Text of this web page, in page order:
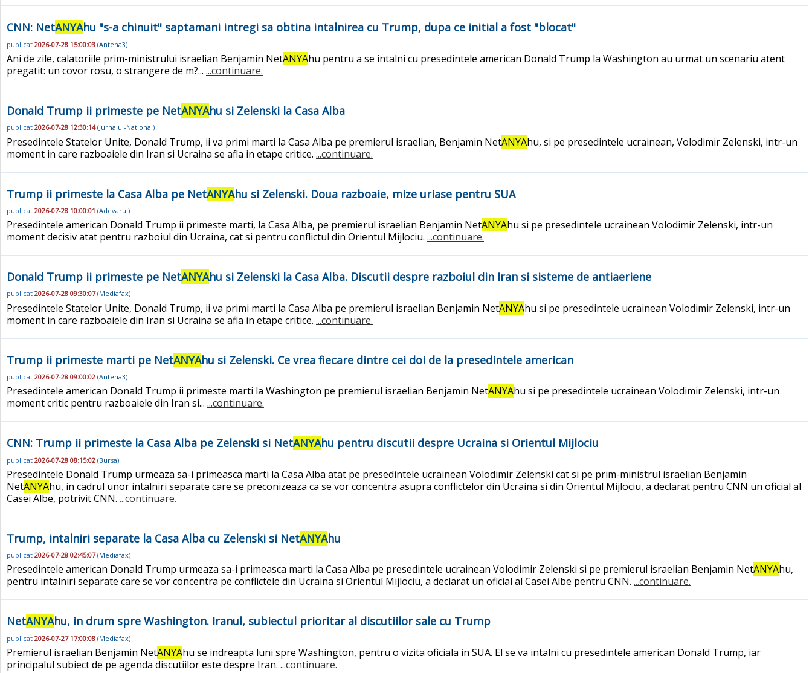
CNN: NetANYAhu "s-a chinuit" saptamani intregi sa obtina intalnirea cu Trump, dupa ce initial a fost "blocat"
publicat 2026-07-28 15:00:03 (Antena3)
Ani de zile, calatoriile prim-ministrului israelian Benjamin NetANYAhu pentru a se intalni cu presedintele american Donald Trump la Washington au urmat un scenariu atent
pregatit: un covor rosu, o strangere de m?... ...continuare.
Donald Trump ii primeste pe NetANYAhu si Zelenski la Casa Alba
publicat 2026-07-28 12:30:14(Jurnalul-National)
Presedintele Statelor Unite, Donald Trump, ii va primi marti la Casa Alba pe premierul israelian, Benjamin NetANYAhu, si pe presedintele ucrainean, Volodimir Zelenski, intr-un
moment in care razboaiele din Iran si Ucraina se afla in etape critice. ...continuare.
Trump ii primeste la Casa Alba pe NetANYAhu si Zelenski. Doua razboaie, mize uriase pentru SUA
publicat 2026-07-28 10:00:01 (Adevarul)
Presedintele american Donald Trump ii primeste marti, la Casa Alba, pe premierul israelian Benjamin NetANYAhu si pe presedintele ucrainean Volodimir Zelenski, intr-un
moment decisiv atat pentru razboiul din Ucraina, cat si pentru conflictul din Orientul Mijlociu. ...continuare.
Donald Trump ii primeste pe NetANYAhu si Zelenski la Casa Alba. Discutii despre razboiul din Iran si sisteme de antiaeriene
publicat 2026-07-28 09:30:07(Mediafax)
Presedintele Statelor Unite, Donald Trump, ii va primi marti la Casa Alba pe premierul israelian Benjamin NetANYAhu si pe presedintele ucrainean Volodimir Zelenski, intr-un
moment in care razboaiele din Iran si Ucraina se afla in etape critice. ...continuare.
Trump ii primeste marti pe NetANYAhu si Zelenski. Ce vrea fiecare dintre cei doi de la presedintele american
publicat 2026-07-28 09:00:02 (Antena3)
Presedintele american Donald Trump ii primeste marti la Washington pe premierul israelian Benjamin NetANYAhu si pe presedintele ucrainean Volodimir Zelenski, intr-un
moment critic pentru razboaiele din Iran si... ...continuare.
CNN: Trump ii primeste la Casa Alba pe Zelenski si NetANYAhu pentru discutii despre Ucraina si Orientul Mijlociu
publicat 2026-07-28 08:15:02 (Bursa)
Presedintele Donald Trump urmeaza sa-i primeasca marti la Casa Alba atat pe presedintele ucrainean Volodimir Zelenski cat si pe prim-ministrul israelian Benjamin
NetANYAhu, in cadrul unor intalniri separate care se preconizeaza ca se vor concentra asupra conflictelor din Ucraina si din Orientul Mijlociu, a declarat pentru CNN un oficial al
Casei Albe, potrivit CNN. ...continuare.
Trump, intalniri separate la Casa Alba cu Zelenski si NetANYAhu
publicat 2026-07-28 02:45:07(Mediafax)
Presedintele american Donald Trump urmeaza sa-i primeasca marti la Casa Alba pe presedintele ucrainean Volodimir Zelenski si pe premierul israelian Benjamin NetANYAhu,
pentru intalniri separate care se vor concentra pe conflictele din Ucraina si Orientul Mijlociu, a declarat un oficial al Casei Albe pentru CNN. ...continuare.
NetANYAhu, in drum spre Washington. Iranul, subiectul prioritar al discutiilor sale cu Trump
publicat 2026-07-27 17:00:08 (Mediafax)
Premierul israelian Benjamin NetANYAhu se indreapta luni spre Washington, pentru o vizita oficiala in SUA. El se va intalni cu presedintele american Donald Trump, iar
principalul subiect de pe agenda discutiilor este despre Iran. ...continuare.